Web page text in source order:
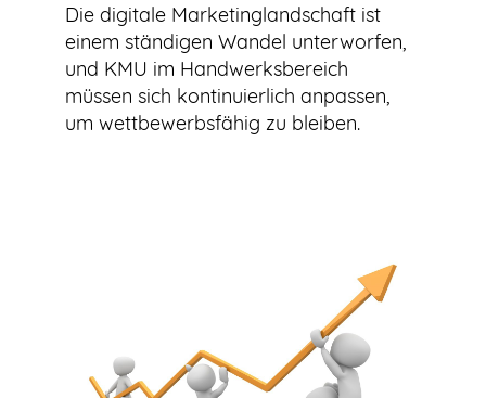
Die digitale Marketinglandschaft ist
einem ständigen Wandel unterworfen,
und KMU im Handwerksbereich
müssen sich kontinuierlich anpassen,
um wettbewerbsfähig zu bleiben.